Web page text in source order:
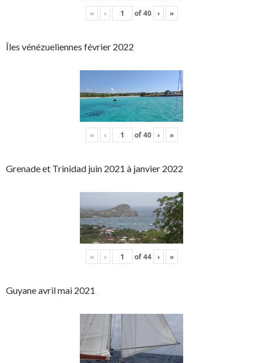
« ‹ of40 › »
Îles vénézueliennes février 2022
« ‹ of40 › »
Grenade et Trinidad juin 2021 à janvier 2022
« ‹ of44 › »
Guyane avril mai 2021